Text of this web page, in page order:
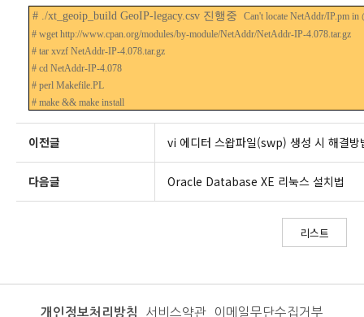
# ./xt_geoip_build GeoIP-legacy.csv 진행중 Can't locate NetAddr/IP.pm
# wget http://www.cpan.org/modules/by-module/NetAddr/NetAddr-IP-4.078.tar.gz
# tar xvzf NetAddr-IP-4.078.tar.gz
# cd NetAddr-IP-4.078
# perl Makefile.PL
# make && make install
이전글 vi 에디터 스왑파일(swp) 생성 시 해결방
다음글 Oracle Database XE 리눅스 설치법
리스트
개인정보처리방침 서비스약관 이메일무단수집거부